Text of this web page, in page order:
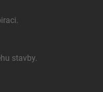
stavby.